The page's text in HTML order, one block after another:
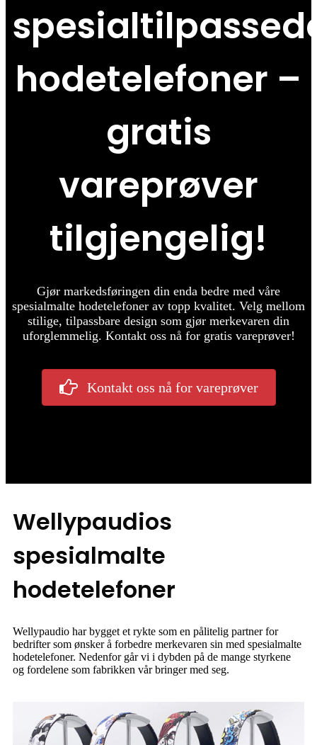
hodetelefoner –
gratis
vareprøver
tilgjengelig!
Gjør markedsføringen din enda bedre med våre
spesialmalte hodetelefoner av topp kvalitet. Velg mellom
stilige, tilpassbare design som gjør merkevaren din
uforglemmelig. Kontakt oss nå for gratis vareprøver!
Kontakt oss nå for vareprøver
Wellypaudios
spesialmalte
hodetelefoner
Wellypaudio har bygget et rykte som en pålitelig partner for
bedrifter som ønsker å forbedre merkevaren sin med spesialmalte
hodetelefoner. Nedenfor går vi i dybden på de mange styrkene
og fordelene som fabrikken vår bringer med seg.